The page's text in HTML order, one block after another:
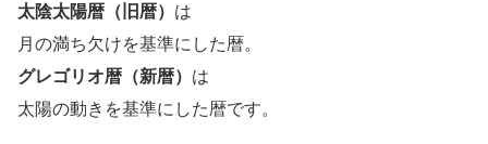
太陰太陽暦（旧暦） は
月の満ち欠けを基準にした暦。
グレゴリオ暦（新暦） は
太陽の動きを基準にした暦です。